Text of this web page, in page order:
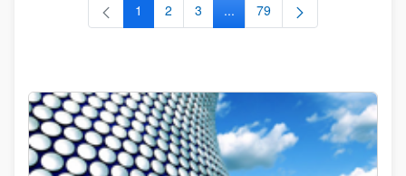
Página
1 Página
2 Página
3 ...Páginas intermedias Use TAB
Página
79